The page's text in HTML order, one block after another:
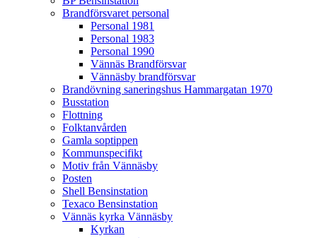
Brandförsvaret personal
Personal 1981
Personal 1983
Personal 1990
Vännäs Brandförsvar
Vännäsby brandförsvar
Brandövning saneringshus Hammargatan 1970
Busstation
Flottning
Folktanvården
Gamla soptippen
Kommunspecifikt
Motiv från Vännäsby
Posten
Shell Bensinstation
Texaco Bensinstation
Vännäs kyrka Vännäsby
Kyrkan